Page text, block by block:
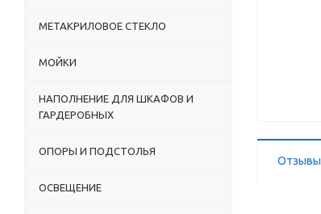
Отзывы
МЕТАКРИЛОВОЕ СТЕКЛО
МОЙКИ
НАПОЛНЕНИЕ ДЛЯ ШКАФОВ И
ГАРДЕРОБНЫХ
ОПОРЫ И ПОДСТОЛЬЯ
ОСВЕЩЕНИЕ